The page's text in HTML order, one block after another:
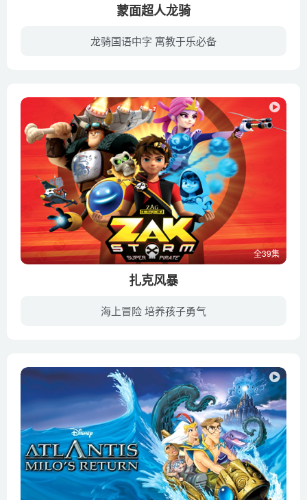
蒙面超人龙骑
龙骑国语中字 寓教于乐必备
全39集
扎克风暴
海上冒险 培养孩子勇气